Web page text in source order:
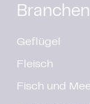
Branchen
Geflügel
Fleisch
Fisch und